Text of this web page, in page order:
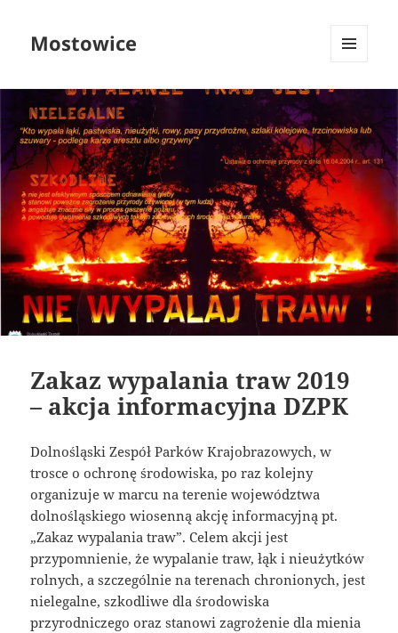
Mostowice
Zakaz wypalania traw 2019
– akcja informacyjna DZPK
Dolnośląski Zespół Parków Krajobrazowych, w
trosce o ochronę środowiska, po raz kolejny
organizuje w marcu na terenie województwa
dolnośląskiego wiosenną akcję informacyjną pt.
„Zakaz wypalania traw”. Celem akcji jest
przypomnienie, że wypalanie traw, łąk i nieużytków
rolnych, a szczególnie na terenach chronionych, jest
nielegalne, szkodliwe dla środowiska
przyrodniczego oraz stanowi zagrożenie dla mienia